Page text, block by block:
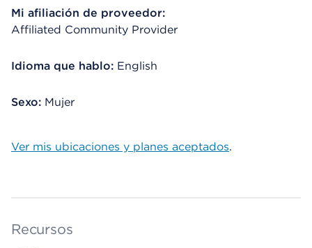
Mi afiliación de proveedor:
Affiliated Community Provider
Idioma que hablo: English
Sexo: Mujer
Ver mis ubicaciones y planes aceptados.
Recursos